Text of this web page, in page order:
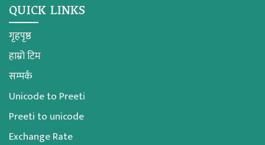
QUICK LINKS
गृहपृष्ठ
हाम्रो टिम
सम्पर्क
Unicode to Preeti
Preeti to unicode
Exchange Rate